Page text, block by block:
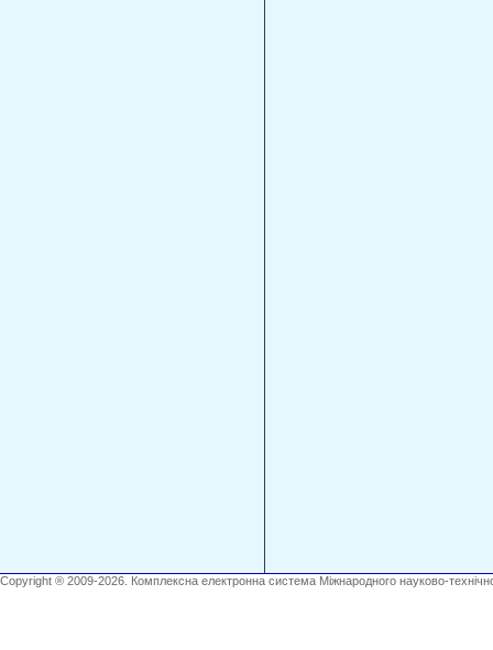
Copyright ® 2009-2026. Комплексна електронна система Міжнародного науково-